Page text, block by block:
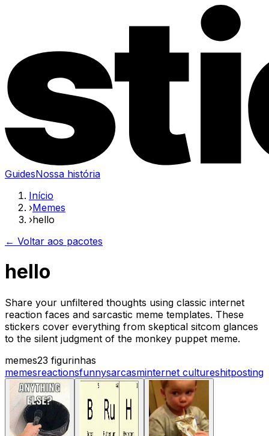
GuidesNossa história
Início
›Memes
›hello
← Voltar aos pacotes
hello
Share your unfiltered thoughts using classic internet
reaction faces and sarcastic meme templates. These
stickers cover everything from skeptical sitcom glances
to the silent judgment of the monkey puppet meme.
memes23 figurinhas
memesreactionsfunnysarcasminternet cultureshitposting